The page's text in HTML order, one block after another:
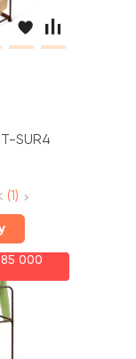
SUR4
(1)
000